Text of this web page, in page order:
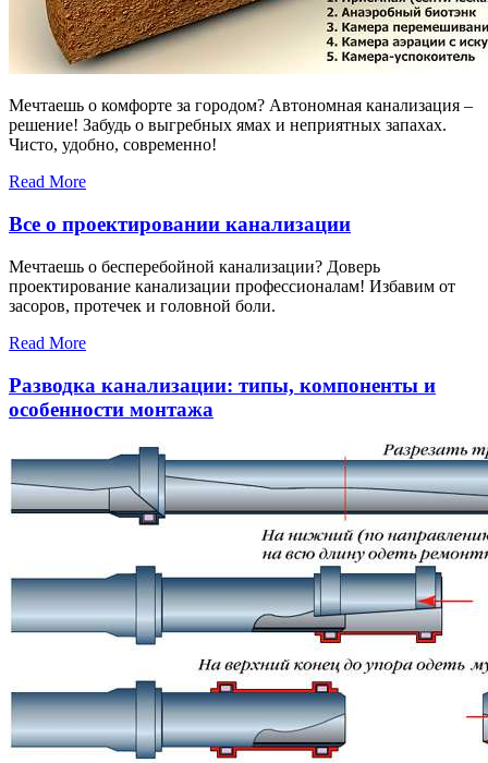
Мечтаешь о комфорте за городом? Автономная канализация –
решение! Забудь о выгребных ямах и неприятных запахах.
Чисто, удобно, современно!
Read More
Все о проектировании канализации
Мечтаешь о бесперебойной канализации? Доверь
проектирование канализации профессионалам! Избавим от
засоров, протечек и головной боли.
Read More
Разводка канализации: типы, компоненты и
особенности монтажа